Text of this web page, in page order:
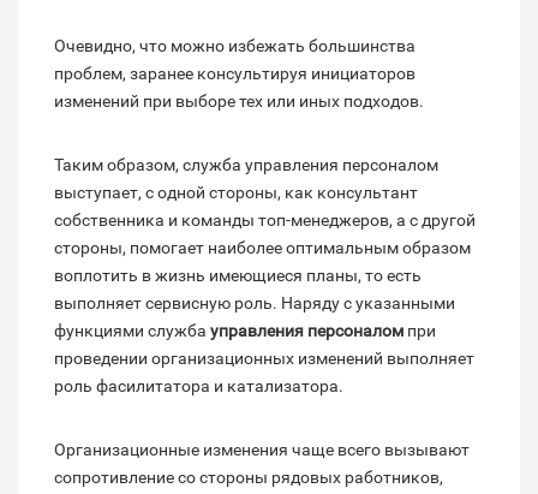
Очевидно, что можно избежать большинства
проблем, заранее консультируя инициаторов
изменений при выборе тех или иных подходов.
Таким образом, служба управления персоналом
выступает, с одной стороны, как консультант
собственника и команды топ-менеджеров, а с другой
стороны, помогает наиболее оптимальным образом
воплотить в жизнь имеющиеся планы, то есть
выполняет сервисную роль. Наряду с указанными
функциями служба управления персоналом при
проведении организационных изменений выполняет
роль фасилитатора и катализатора.
Организационные изменения чаще всего вызывают
сопротивление со стороны рядовых работников,